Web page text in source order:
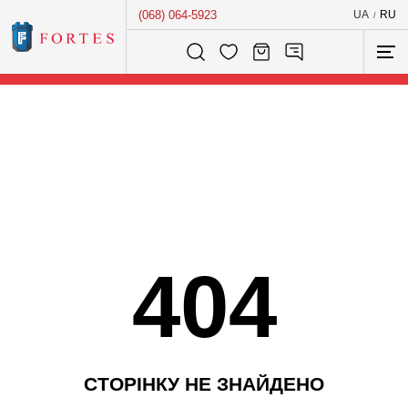
(068) 064-5923 UA / RU
Розумний пошук...
404
СТОРІНКУ НЕ ЗНАЙДЕНО